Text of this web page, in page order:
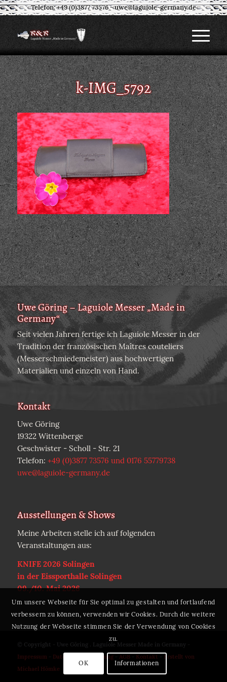
Telefon: +49 (0)3877 73576-uwe@laguiole-germany.de
k-IMG_5792
Uwe Göring – Laguiole Messer „Made in
Germany“
Seit vielen Jahren fertige ich Laguiole Messer in der
Tradition der französischen Maîtres couteliers
(Messerschmiedemeister) aus hochwertigen
Materialien und einzeln von Hand.
Kontakt
Uwe Göring
19322 Wittenberge
Geschwister - Scholl - Str. 21
Telefon: +49 (0)3877 73576 und 0176 55779738
uwe@laguiole-germany.de
Ausstellungen & Shows
Meine Arbeiten stelle ich auf folgenden
Veranstaltungen aus:
KNIFE 2026 Solingen
in der Eissporthalle Solingen
09./10. Mai 2026
© Copyright - Uwe Göring . Laguiole Messer Made in Germany -
Impressum- Datenschutzerklärung- AGB- Kontakt
Erstellt von
Michael Hömke
Um unsere Webseite für Sie optimal zu gestalten und fortlaufend
verbessern zu können, verwenden wir Cookies. Durch die weitere
Nutzung der Webseite stimmen Sie der Verwendung von Cookies
zu.
OK Informationen